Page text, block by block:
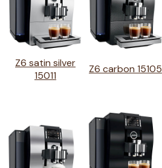
Z6 satin silver
15011
Z6 carbon 15105